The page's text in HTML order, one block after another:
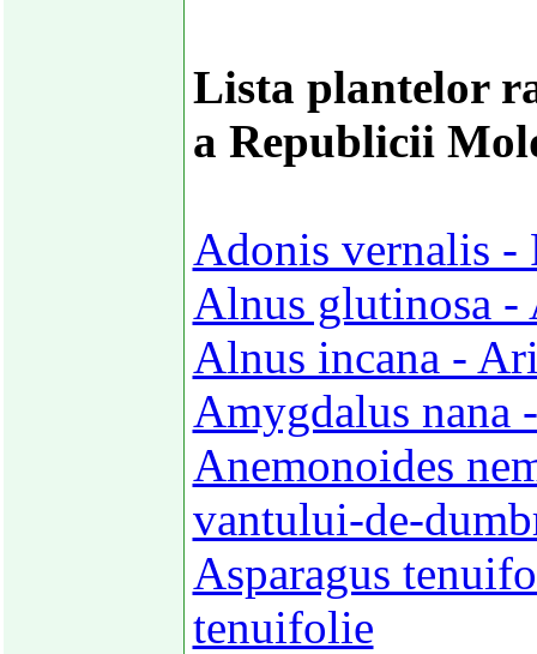
Lista plantelor
a Republicii
Adonis vernalis -
Alnus glutinosa -
Alnus incana -
Amygdalus
Anemonoides
vantului-de-
Asparagus
tenuifolie